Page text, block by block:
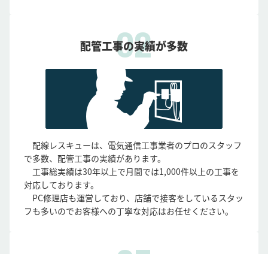
配管工事の実績が多数
配線レスキューは、電気通信工事業者のプロのスタッフ
で多数、配管工事の実績があります。
工事総実績は30年以上で月間では1,000件以上の工事を
対応しております。
PC修理店も運営しており、店舗で接客をしているスタッ
フも多いのでお客様への丁寧な対応はお任せください。